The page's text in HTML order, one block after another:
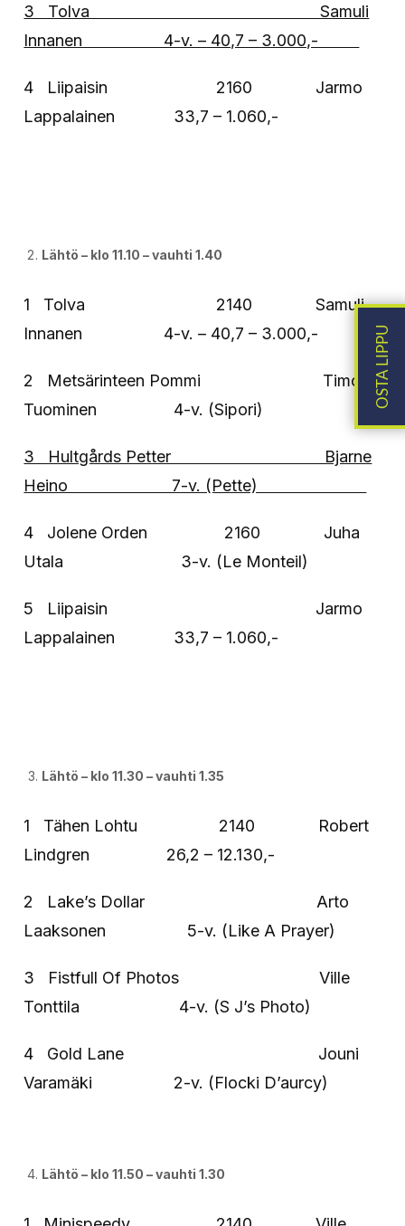
3 Tolva Samuli
Innanen 4-v. – 40,7 – 3.000,-
4 Liipaisin 2160 Jarmo
Lappalainen 33,7 – 1.060,-
Lähtö – klo 11.10 – vauhti 1.40
1 Tolva 2140 Samuli
Innanen 4-v. – 40,7 – 3.000,-
2 Metsärinteen Pommi Timo
Tuominen 4-v. (Sipori)
3 Hultgårds Petter Bjarne
Heino 7-v. (Pette)
4 Jolene Orden 2160 Juha
Utala 3-v. (Le Monteil)
5 Liipaisin Jarmo
Lappalainen 33,7 – 1.060,-
Lähtö – klo 11.30 – vauhti 1.35
1 Tähen Lohtu 2140 Robert
Lindgren 26,2 – 12.130,-
2 Lake’s Dollar Arto
Laaksonen 5-v. (Like A Prayer)
3 Fistfull Of Photos Ville
Tonttila 4-v. (S J’s Photo)
4 Gold Lane Jouni
Varamäki 2-v. (Flocki D’aurcy)
Lähtö – klo 11.50 – vauhti 1.30